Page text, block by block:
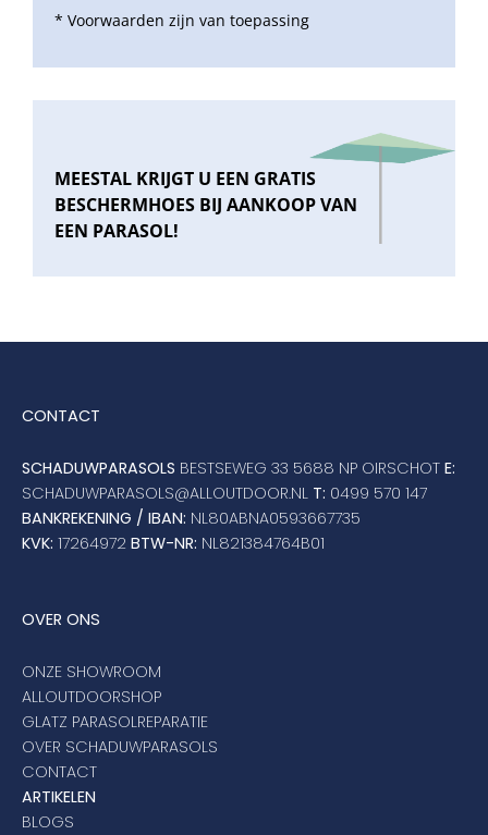
* Voorwaarden zijn van toepassing
MEESTAL KRIJGT U EEN GRATIS
BESCHERMHOES BIJ AANKOOP VAN
EEN PARASOL!
CONTACT
SCHADUWPARASOLS BESTSEWEG 33 5688 NP OIRSCHOT E:
SCHADUWPARASOLS@ALLOUTDOOR.NL T: 0499 570 147
BANKREKENING / IBAN: NL80ABNA0593667735
KVK: 17264972 BTW-NR: NL821384764B01
OVER ONS
ONZE SHOWROOM
ALLOUTDOORSHOP
GLATZ PARASOLREPARATIE
OVER SCHADUWPARASOLS
CONTACT
ARTIKELEN
BLOGS